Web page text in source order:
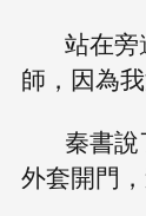
站在旁
師，因為
秦書說
外套開門